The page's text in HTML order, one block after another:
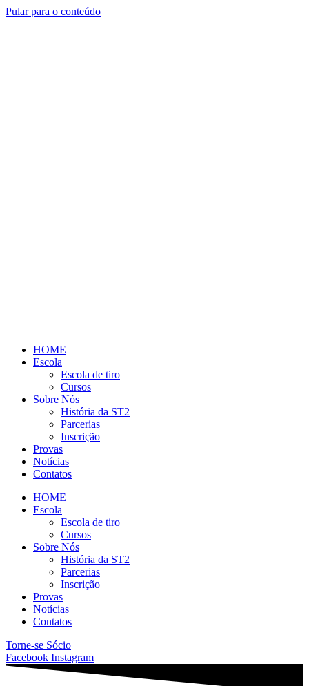
Pular para o conteúdo
HOME
Escola
Escola de tiro
Cursos
Sobre Nós
História da ST2
Parcerias
Inscrição
Provas
Notícias
Contatos
HOME
Escola
Escola de tiro
Cursos
Sobre Nós
História da ST2
Parcerias
Inscrição
Provas
Notícias
Contatos
Torne-se Sócio
Facebook Instagram